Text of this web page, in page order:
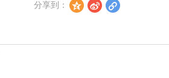
分享到： z t l